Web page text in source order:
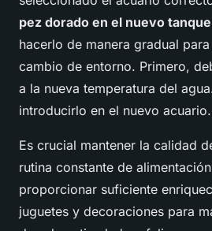
pez dorado en el nuevo tanque
hacerlo de manera gradual
cambio de entorno. Primero,
a la nueva temperatura del
introducirlo en el nuevo acuario.
Es crucial mantener la calidad
rutina constante de
proporcionar suficiente
juguetes y decoraciones para